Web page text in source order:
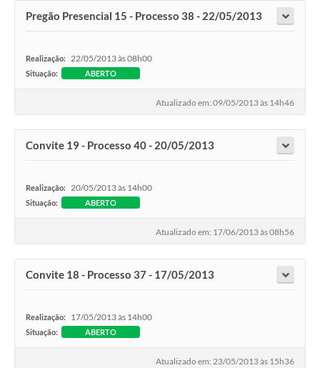
Pregão Presencial 15 - Processo 38 - 22/05/2013
Realização: 22/05/2013 às 08h00
Situação: ABERTO
Atualizado em: 09/05/2013 às 14h46
Convite 19 - Processo 40 - 20/05/2013
Realização: 20/05/2013 às 14h00
Situação: ABERTO
Atualizado em: 17/06/2013 às 08h56
Convite 18 - Processo 37 - 17/05/2013
Realização: 17/05/2013 às 14h00
Situação: ABERTO
Atualizado em: 23/05/2013 às 15h36